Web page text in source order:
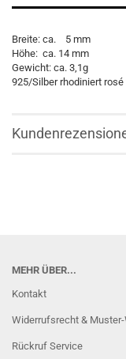
Breite: ca. 5 mm
Höhe: ca. 14 mm
Gewicht: ca. 3,1g
925/Silber rhodiniert rosé
MEHR ÜBER...
Kontakt
Widerrufsrecht &
Rückruf Service